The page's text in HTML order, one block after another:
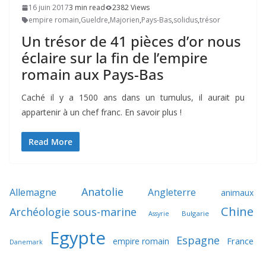
16 juin 20173 min read
2382 Views
empire romain,Gueldre,Majorien,Pays-Bas,solidus,trésor
Un trésor de 41 pièces d’or nous
éclaire sur la fin de l’empire
romain aux Pays-Bas
Caché il y a 1500 ans dans un tumulus, il aurait pu
appartenir à un chef franc. En savoir plus !
Read More
Allemagne Anatolie Angleterre animaux
Archéologie sous-marine Assyrie Bulgarie Chine
Danemark Egypte empire romain Espagne France